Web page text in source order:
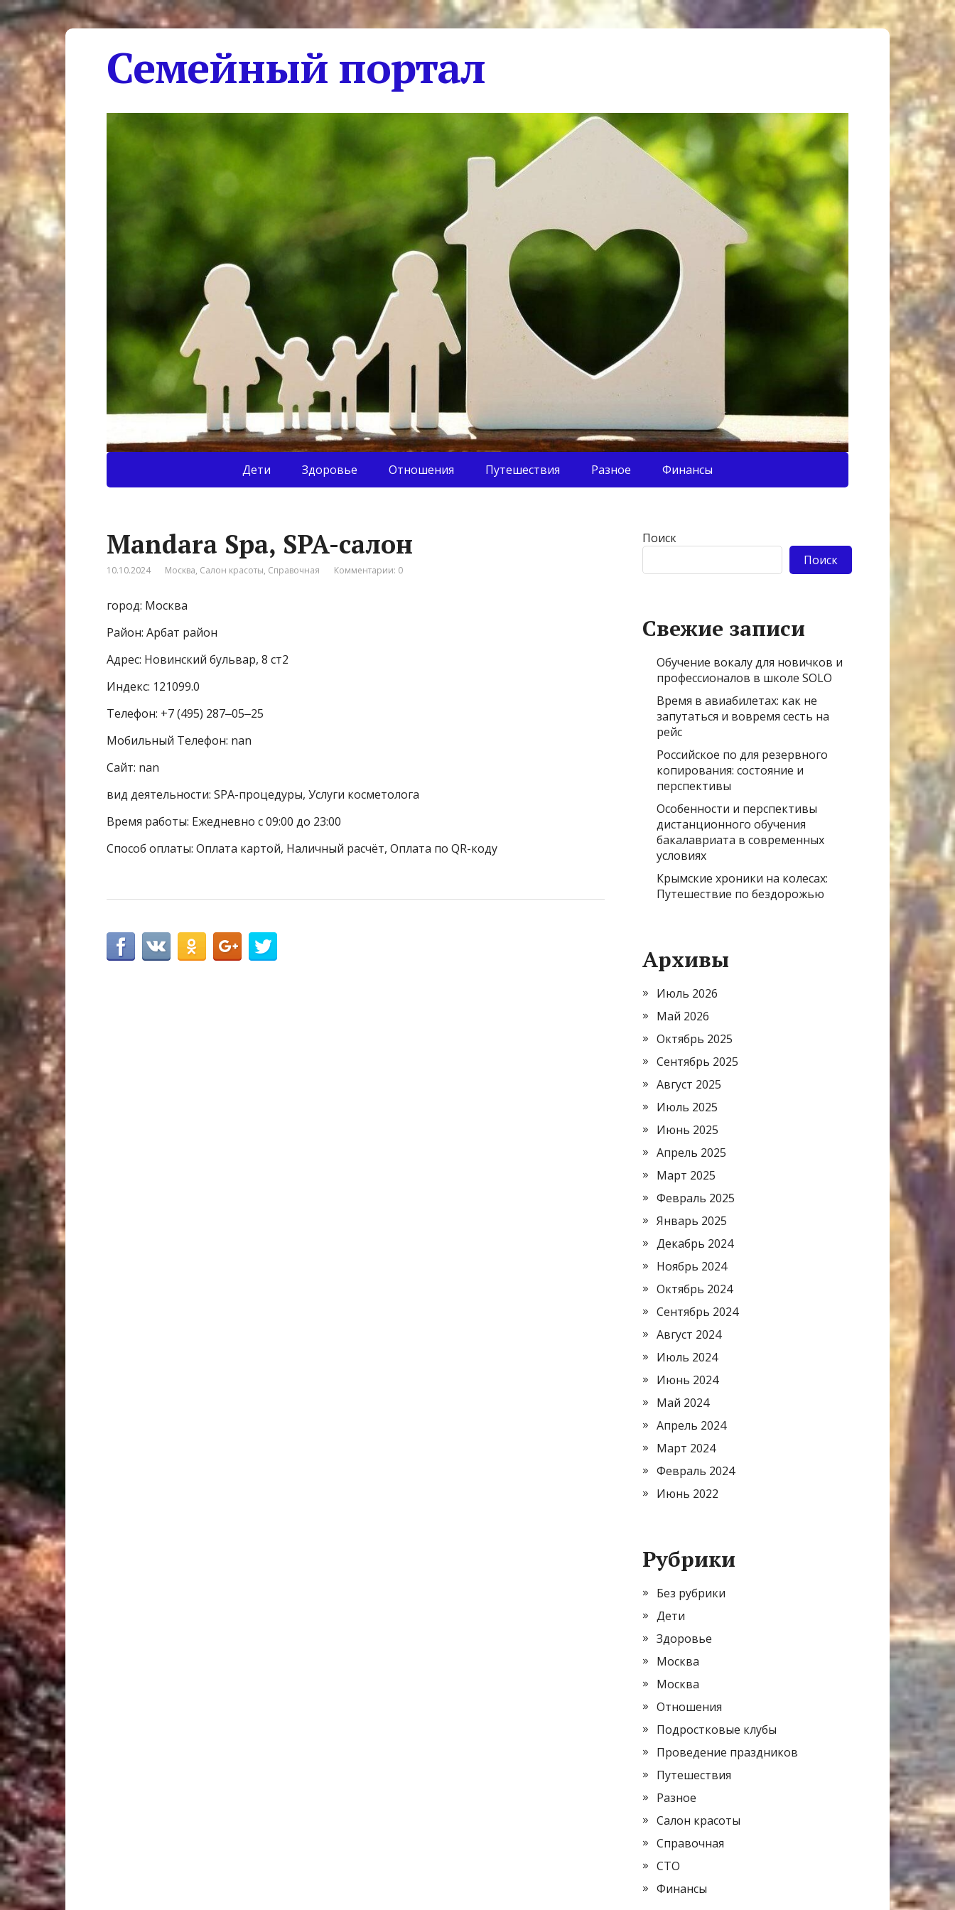
Семейный портал
Дети Здоровье Отношения Путешествия Разное Финансы
Mandara Spa, SPA-салон
10.10.2024 Москва, Салон красоты, Справочная Комментарии: 0
город: Москва
Район: Арбат район
Адрес: Новинский бульвар, 8 ст2
Индекс: 121099.0
Телефон: +7 (495) 287‒05‒25
Мобильный Телефон: nan
Сайт: nan
вид деятельности: SPA-процедуры, Услуги косметолога
Время работы: Ежедневно с 09:00 до 23:00
Способ оплаты: Оплата картой, Наличный расчёт, Оплата по QR-коду
Поиск
Поиск
Свежие записи
Обучение вокалу для новичков и
профессионалов в школе SOLO
Время в авиабилетах: как не
запутаться и вовремя сесть на
рейс
Российское по для резервного
копирования: состояние и
перспективы
Особенности и перспективы
дистанционного обучения
бакалавриата в современных
условиях
Крымские хроники на колесах:
Путешествие по бездорожью
Архивы
Июль 2026
Май 2026
Октябрь 2025
Сентябрь 2025
Август 2025
Июль 2025
Июнь 2025
Апрель 2025
Март 2025
Февраль 2025
Январь 2025
Декабрь 2024
Ноябрь 2024
Октябрь 2024
Сентябрь 2024
Август 2024
Июль 2024
Июнь 2024
Май 2024
Апрель 2024
Март 2024
Февраль 2024
Июнь 2022
Рубрики
Без рубрики
Дети
Здоровье
Москва
Москва
Отношения
Подростковые клубы
Проведение праздников
Путешествия
Разное
Салон красоты
Справочная
СТО
Финансы